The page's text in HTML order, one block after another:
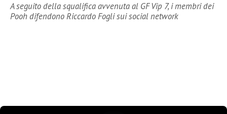
A seguito della squalifica avvenuta al GF Vip 7, i membri dei
Pooh difendono Riccardo Fogli sui social network